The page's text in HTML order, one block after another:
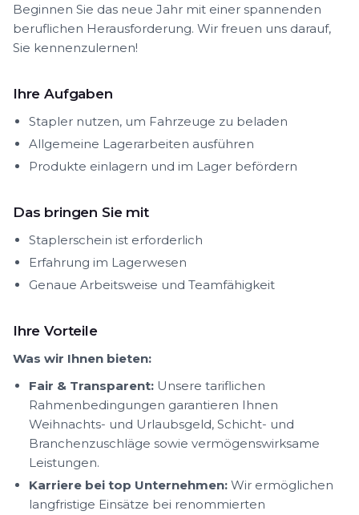
Beginnen Sie das neue Jahr mit einer spannenden
beruflichen Herausforderung. Wir freuen uns darauf,
Sie kennenzulernen!
Ihre Aufgaben
Stapler nutzen, um Fahrzeuge zu beladen
Allgemeine Lagerarbeiten ausführen
Produkte einlagern und im Lager befördern
Das bringen Sie mit
Staplerschein ist erforderlich
Erfahrung im Lagerwesen
Genaue Arbeitsweise und Teamfähigkeit
Ihre Vorteile
Was wir Ihnen bieten:
Fair & Transparent: Unsere tariflichen
Rahmenbedingungen garantieren Ihnen
Weihnachts- und Urlaubsgeld, Schicht- und
Branchenzuschläge sowie vermögenswirksame
Leistungen.
Karriere bei top Unternehmen: Wir ermöglichen
langfristige Einsätze bei renommierten